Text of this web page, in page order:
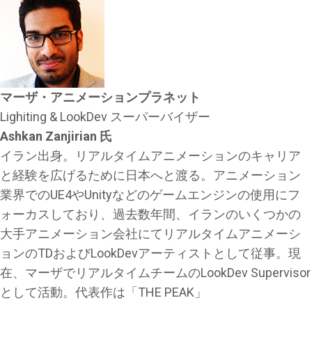
マーザ・アニメーションプラネット
Lighiting & LookDev スーパーバイザー
Ashkan Zanjirian 氏
イラン出身。リアルタイムアニメーションのキャリア
と経験を広げるために日本へと渡る。アニメーション
業界でのUE4やUnityなどのゲームエンジンの使用にフ
ォーカスしており、過去数年間、イランのいくつかの
大手アニメーション会社にてリアルタイムアニメーシ
ョンのTDおよびLookDevアーティストとして従事。現
在、マーザでリアルタイムチームのLookDev Supervisor
として活動。代表作は「THE PEAK」